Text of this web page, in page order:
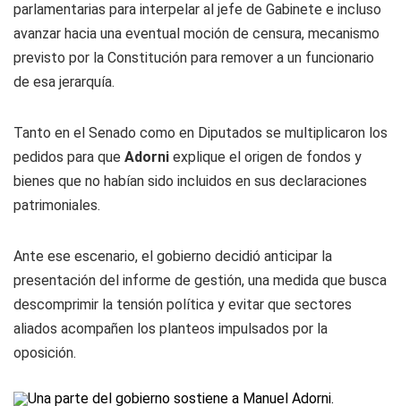
parlamentarias para interpelar al jefe de Gabinete e incluso
avanzar hacia una eventual moción de censura, mecanismo
previsto por la Constitución para remover a un funcionario
de esa jerarquía.
Tanto en el Senado como en Diputados se multiplicaron los
pedidos para que Adorni explique el origen de fondos y
bienes que no habían sido incluidos en sus declaraciones
patrimoniales.
Ante ese escenario, el gobierno decidió anticipar la
presentación del informe de gestión, una medida que busca
descomprimir la tensión política y evitar que sectores
aliados acompañen los planteos impulsados por la
oposición.